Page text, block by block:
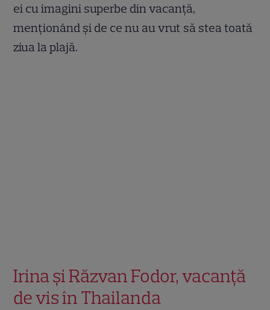
ei cu imagini superbe din vacanță,
menționând și de ce nu au vrut să stea toată
ziua la plajă.
Irina și Răzvan Fodor, vacanță
de vis în Thailanda